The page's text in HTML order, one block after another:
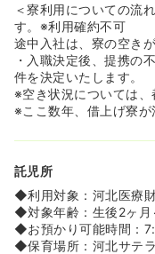
＜寮利用についての流
す。※利用確約不可
途中入社は、寮の空き
・入職決定後、提携の
件を決定いたします。
※空き状況については、
※ここ数年、借上げ寮が
託児所
◆利用対象：河北医療
◆対象年齢：生後2ヶ月
◆お預かり可能時間：
◆保育場所：河北サテ